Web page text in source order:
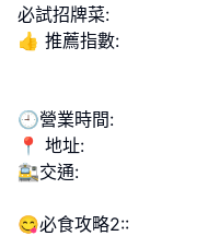
必試招牌菜:
👍 推薦指數:
🕘營業時間:
📍 地址:
🚉交通:
😋必食攻略2::